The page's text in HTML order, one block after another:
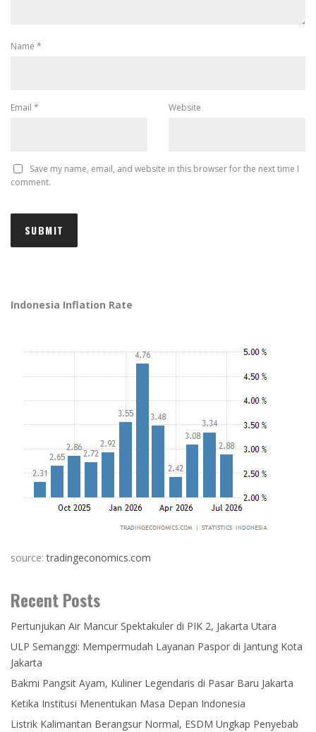
Name *
Email * Website
Save my name, email, and website in this browser for the next time I
comment.
Indonesia Inflation Rate
source:tradingeconomics.com
Recent Posts
Pertunjukan Air Mancur Spektakuler di PIK 2, Jakarta Utara
ULP Semanggi: Mempermudah Layanan Paspor di Jantung Kota
Jakarta
Bakmi Pangsit Ayam, Kuliner Legendaris di Pasar Baru Jakarta
Ketika Institusi Menentukan Masa Depan Indonesia
Listrik Kalimantan Berangsur Normal, ESDM Ungkap Penyebab